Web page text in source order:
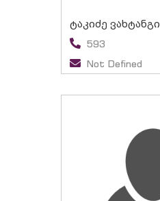
ტაკიძე ვახტანგი
593
Not Defined